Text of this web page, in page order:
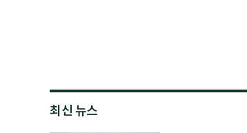
최신 뉴스